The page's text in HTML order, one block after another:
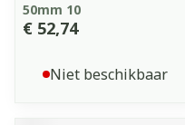
50mm 10
€ 52,74
Niet beschikbaar